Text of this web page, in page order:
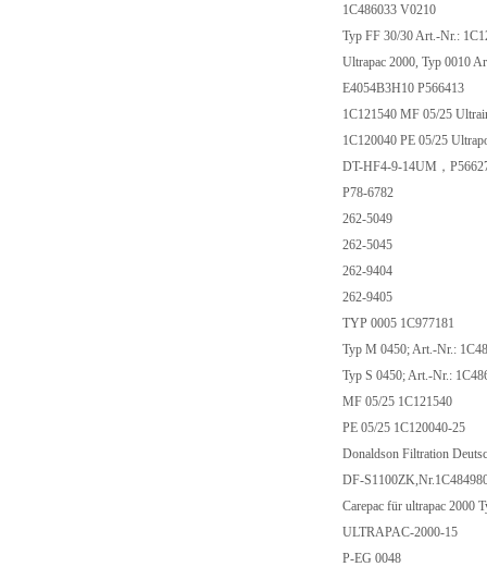
1C486033 V0210
Typ FF 30/30 Art.-Nr.:
Ultrapac 2000, Typ 0010
E4054B3H10 P566413
1C121540 MF 05/25
1C120040 PE 05/25
DT-HF4-9-14UM，
P78-6782
262-5049
262-5045
262-9404
262-9405
TYP 0005 1C977181
Typ M 0450; Art.-Nr.:
Typ S 0450; Art.-Nr.:
MF 05/25 1C121540
PE 05/25 1C120040-25
Donaldson Filtration
DF-
Carepac für ultrapac 2000
ULTRAPAC-2000-15
P-EG 0048